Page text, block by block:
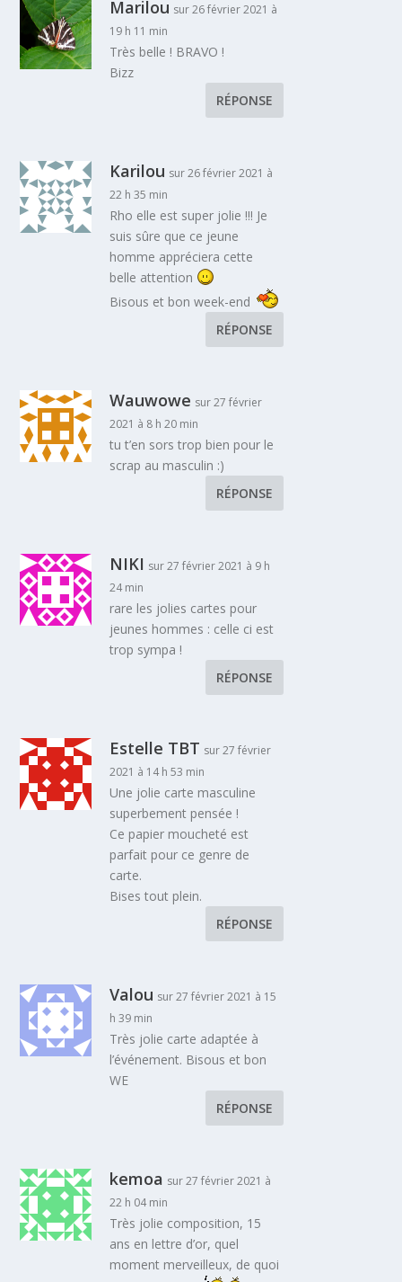
Marilou sur 26 février 2021 à
19 h 11 min
Très belle ! BRAVO !
Bizz
RÉPONSE
Karilou sur 26 février 2021 à
22 h 35 min
Rho elle est super jolie !!! Je
suis sûre que ce jeune
homme appréciera cette
belle attention
Bisous et bon week-end
RÉPONSE
Wauwowe sur 27 février
2021 à 8 h 20 min
tu t’en sors trop bien pour le
scrap au masculin :)
RÉPONSE
NIKI sur 27 février 2021 à 9 h
24 min
rare les jolies cartes pour
jeunes hommes : celle ci est
trop sympa !
RÉPONSE
Estelle TBT sur 27 février
2021 à 14 h 53 min
Une jolie carte masculine
superbement pensée !
Ce papier moucheté est
parfait pour ce genre de
carte.
Bises tout plein.
RÉPONSE
Valou sur 27 février 2021 à 15
h 39 min
Très jolie carte adaptée à
l’événement. Bisous et bon
WE
RÉPONSE
kemoa sur 27 février 2021 à
22 h 04 min
Très jolie composition, 15
ans en lettre d’or, quel
moment merveilleux, de quoi